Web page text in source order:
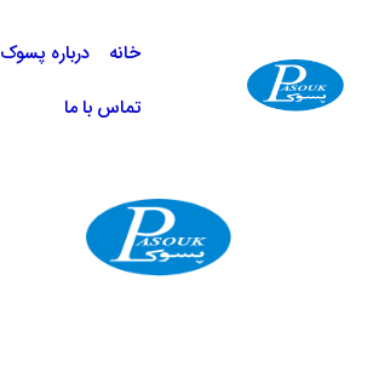
خانه درباره پسوک
تماس با ما